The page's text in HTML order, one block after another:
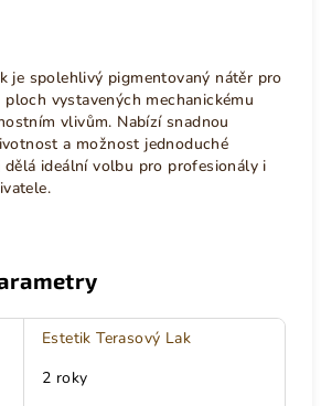
je spolehlivý pigmentovaný nátěr pro
vystavených mechanickému
vlivům. Nabízí snadnou
a možnost jednoduché
dělá ideální volbu pro profesionály i
Estetik Terasový Lak
2 roky